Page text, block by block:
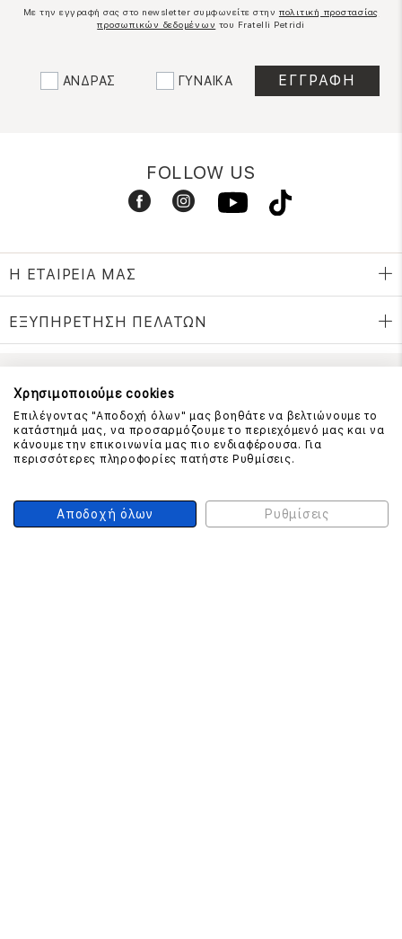
Με την εγγραφή σας στο newsletter συμφωνείτε στην πολιτική προστασίας
προσωπικών δεδομένων του Fratelli Petridi
ΑΝΔΡΑΣ ΓΥΝΑΙΚΑ
FOLLOW US
Η ΕΤΑΙΡΕΙΑ ΜΑΣ
ΕΞΥΠΗΡΕΤΗΣΗ ΠΕΛΑΤΩΝ
ΕΠΙΚΟΙΝΩΝΗΣΤΕ ΜΑΖΙ ΜΑΣ
210 999 4510
(Χρεώση μια αστική μονάδα από σταθερό)
ΑΣΦΑΛΕΙΑ ΣΥΝΑΛΛΑΓΩΝ
Χρησιμοποιούμε cookies
Επιλέγοντας "Αποδοχή όλων" μας βοηθάτε να βελτιώνουμε το
κατάστημά μας, να προσαρμόζουμε το περιεχόμενό μας και να
κάνουμε την επικοινωνία μας πιο ενδιαφέρουσα. Για
περισσότερες πληροφορίες πατήστε Ρυθμίσεις.
Αποδοχή όλων Ρυθμίσεις